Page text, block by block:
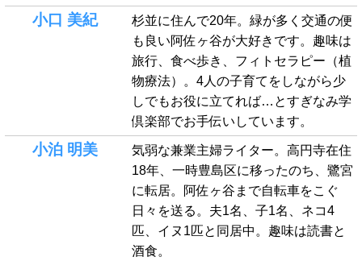
小口 美紀
杉並に住んで20年。緑が多く交通の便
も良い阿佐ヶ谷が大好きです。趣味は
旅行、食べ歩き、フィトセラピー（植
物療法）。4人の子育てをしながら少
しでもお役に立てれば…とすぎなみ学
倶楽部でお手伝いしています。
小泊 明美
気弱な兼業主婦ライター。高円寺在住
18年、一時豊島区に移ったのち、鷺宮
に転居。阿佐ヶ谷まで自転車をこぐ
日々を送る。夫1名、子1名、ネコ4
匹、イヌ1匹と同居中。趣味は読書と
酒食。